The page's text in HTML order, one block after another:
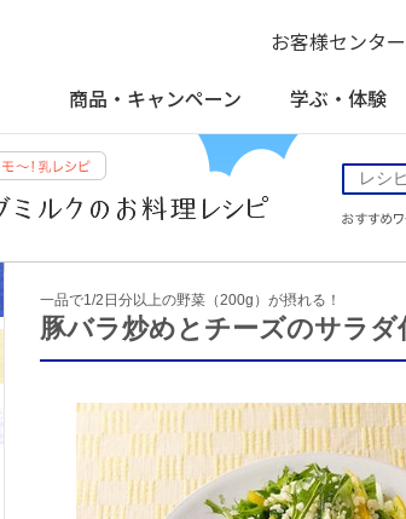
商品・ キャンペーン 学ぶ・ 体験
お客様センター
一品で1/2日分以上の野菜（200g）が摂れる！
豚バラ炒めとチーズのサラダ